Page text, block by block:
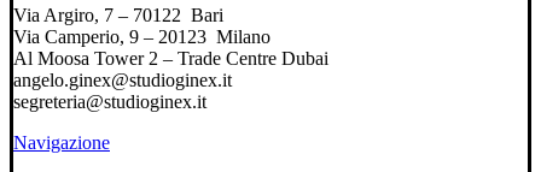
Via Argiro, 7 – 70122 Bari
Via Camperio, 9 – 20123 Milano
Al Moosa Tower 2 – Trade Centre Dubai
angelo.ginex@studioginex.it
segreteria@studioginex.it
Navigazione